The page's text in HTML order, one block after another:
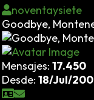
noventaysiete
Goodbye,
Mensajes: 17.450
Desde: 18/Jul/